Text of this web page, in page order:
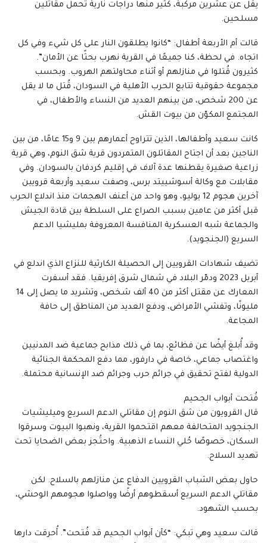
يقل عن عشرين مركبة، كثير منها دراجات نارية تحمل مقاتلين
مسلحين.
قالت أم الأربعة أطفال: “كانوا يطلقون النار على كل شيء وفي كل
اتجاه. في لحظة، كنا جميعًا في القرية نهرب بحثًا عن الأمان”.
كثيرون قُتلوا في منازلهم أو أثناء محاولتهم الهروب. وبحسب
مجموعة حقوقية تتابع الحرب الأهلية في السودان، قُتل ما لا يقل
عن 200 شخص، من بينهم العديد من النساء والأطفال، في
المجتمع المكوّن من بيوت القش.
كانت سعيد وأطفالها، الذين تتراوح أعمارهم بين 9 و15 عامًا، من بين
الناجين بعد أن اجتاح المقاتلون المتمردون قرية شق النوم، وهي قرية
زراعية صغيرة يقطنها عدة آلاف في إقليم كردفان بالسودان. وفي
مقابلات مع وكالة أسوشييتد برس، وصفت سعيد وأربعة قرويين
آخرين هجوم 12 يوليو، وهو واحد من أعنف الهجمات منذ اندلاع الحرب
قبل أكثر من عامين بسبب الصراع على السلطة بين قادة الجيش
والجماعة شبه العسكرية المنافسة المعروفة بمليشيا الدعم
السريع (الجنجويد).
تضيف شهادات القرويين إلى الحصيلة الكارثية للنزاع الذي اندلع في
أبريل 2023 ودمّر البلاد في شمال شرق إفريقيا. فقد أسفرت
المعارك عن مقتل أكثر من 40 ألف شخص، وتشريد ما يصل إلى 14
مليونًا، وتفشي الأمراض، ودفع العديد من المناطق إلى حافة
المجاعة.
وقد أُبلغ أيضًا عن فظائع، بما في ذلك مذابح جماعية ضد المدنيين
واغتصاب جماعي، خاصة في دارفور، مما دفع المحكمة الجنائية
الدولية لفتح تحقيق في جرائم حرب وجرائم ضد الإنسانية محتملة.
فُتحت أبواب الجحيم
قال القرويون من شق النوم إن مقاتلي الدعم السريع وميليشيات
الجنجويد المتحالفة معهم اقتحموا القرية، ونهبوا البيوت وسرقوا
السكان، خصوصًا حُلي النساء الذهبية. واحتُجز بعض الضحايا تحت
تهديد السلاح.
حاول بعض الشباب القرويين الدفاع عن منازلهم بالسلاح. لكن
مقاتلي الدعم السريع أسقطوهم أرضًا وواصلوا هجومهم الوحشي،
بحسب الشهود.
قالت سعيد وهي تبكي: “كأن أبواب الجحيم قد فُتحت”. أُحرقت دارها